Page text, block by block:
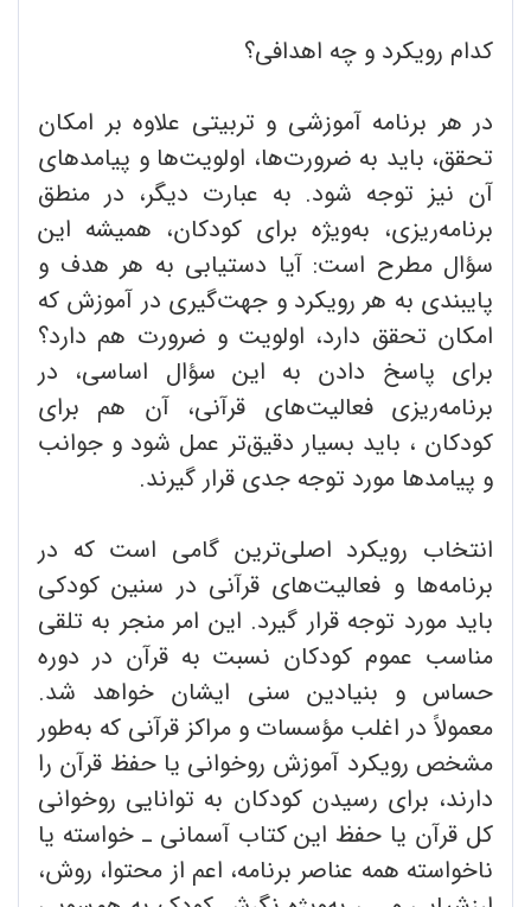
کدام رویکرد و چه اهدافی؟
در هر برنامه آموزشی و تربیتی علاوه بر امکان
تحقق، باید به ضرورت‌ها، اولویت‌ها و پیامدهای
آن نیز توجه شود. به عبارت دیگر، در منطق
برنامه‌ریزی، به‌ویژه برای کودکان، همیشه این
سؤال مطرح است: آیا دستیابی به هر هدف و
پایبندی به هر رویکرد و جهت‌گیری‌ در آموزش که
امکان تحقق دارد، اولویت و ضرورت هم دارد؟
برای پاسخ دادن به این سؤال اساسی، در
برنامه‌ریزی فعالیت‌های قرآنی، آن هم برای
کودکان ، باید بسیار دقیق‌تر عمل شود و جوانب
و پیامدها مورد توجه جدی قرار گیرند.
انتخاب رویکرد اصلی‌ترین گامی است که در
برنامه‌ها و فعالیت‌های قرآنی در سنین کودکی
باید مورد توجه قرار گیرد. این امر منجر به تلقی
مناسب عموم کودکان نسبت به قرآن در دوره
حساس و بنیادین سنی ایشان خواهد شد.
معمولاً در اغلب مؤسسات و مراکز قرآنی که به‌طور
مشخص رویکرد آموزش روخوانی یا حفظ قرآن را
دارند، برای رسیدن کودکان به توانایی روخوانی
کل قرآن یا حفظ این کتاب آسمانی ـ خواسته یا
ناخواسته همه عناصر برنامه، اعم از محتوا، روش،